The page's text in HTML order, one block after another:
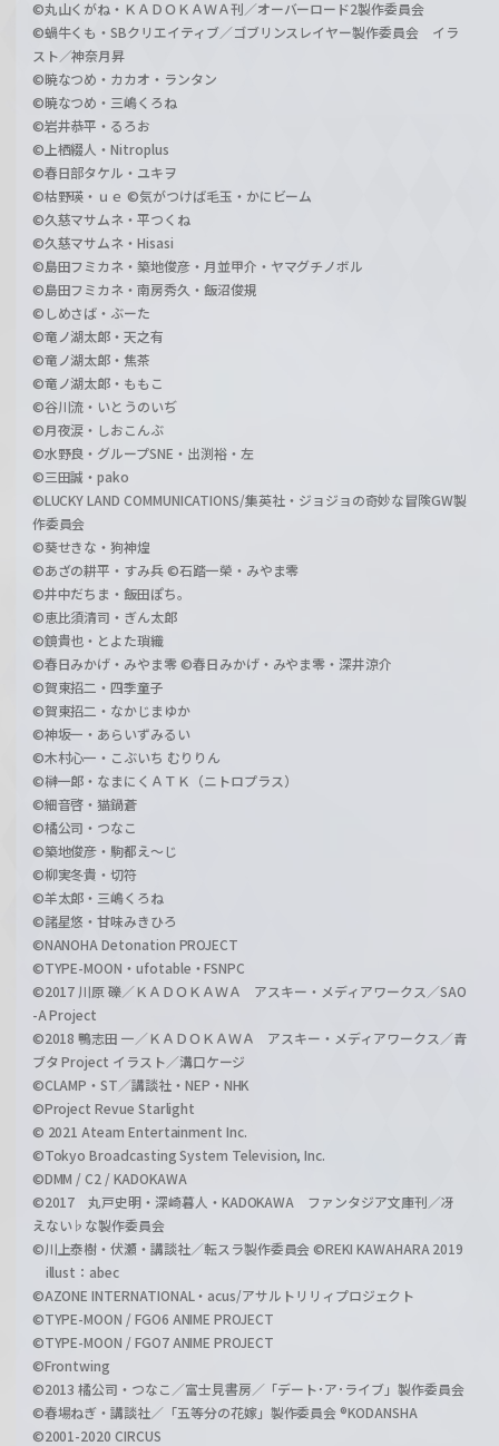
©丸山くがね・ＫＡＤＯＫＡＷＡ刊／オーバーロード2製作委員会
©蝸牛くも・SBクリエイティブ／ゴブリンスレイヤー製作委員会 イラ
スト／神奈月昇
©暁なつめ・カカオ・ランタン
©暁なつめ・三嶋くろね
©岩井恭平・るろお
©上栖綴人・Nitroplus
©春日部タケル・ユキヲ
©枯野瑛・ｕｅ ©気がつけば毛玉・かにビーム
©久慈マサムネ・平つくね
©久慈マサムネ・Hisasi
©島田フミカネ・築地俊彦・月並甲介・ヤマグチノボル
©島田フミカネ・南房秀久・飯沼俊規
©しめさば・ぶーた
©竜ノ湖太郎・天之有
©竜ノ湖太郎・焦茶
©竜ノ湖太郎・ももこ
©谷川流・いとうのいぢ
©月夜涙・しおこんぶ
©水野良・グループSNE・出渕裕・左
©三田誠・pako
©LUCKY LAND COMMUNICATIONS/集英社・ジョジョの奇妙な冒険GW製
作委員会
©葵せきな・狗神煌
©あざの耕平・すみ兵 ©石踏一榮・みやま零
©井中だちま・飯田ぽち。
©恵比須清司・ぎん太郎
©鏡貴也・とよた瑣織
©春日みかげ・みやま零 ©春日みかげ・みやま零・深井涼介
©賀東招二・四季童子
©賀東招二・なかじまゆか
©神坂一・あらいずみるい
©木村心一・こぶいち むりりん
©榊一郎・なまにくＡＴＫ（ニトロプラス）
©細音啓・猫鍋蒼
©橘公司・つなこ
©築地俊彦・駒都え～じ
©柳実冬貴・切符
©羊太郎・三嶋くろね
©諸星悠・甘味みきひろ
©NANOHA Detonation PROJECT
©TYPE-MOON・ufotable・FSNPC
©2017 川原 礫／ＫＡＤＯＫＡＷＡ アスキー・メディアワークス／SAO
-A Project
©2018 鴨志田 一／ＫＡＤＯＫＡＷＡ アスキー・メディアワークス／青
ブタ Project イラスト／溝口ケージ
©CLAMP・ST／講談社・NEP・NHK
©Project Revue Starlight
© 2021 Ateam Entertainment Inc.
©Tokyo Broadcasting System Television, Inc.
©DMM / C2 / KADOKAWA
©2017 丸戸史明・深崎暮人・KADOKAWA ファンタジア文庫刊／冴
えない♭な製作委員会
©川上泰樹・伏瀬・講談社／転スラ製作委員会 ©REKI KAWAHARA 2019
illust：abec
©AZONE INTERNATIONAL・acus/アサルトリリィプロジェクト
©TYPE-MOON / FGO6 ANIME PROJECT
©TYPE-MOON / FGO7 ANIME PROJECT
©Frontwing
©2013 橘公司・つなこ／富士見書房／「デート･ア･ライブ」製作委員会
©春場ねぎ・講談社／「五等分の花嫁」製作委員会 ®KODANSHA
©2001-2020 CIRCUS